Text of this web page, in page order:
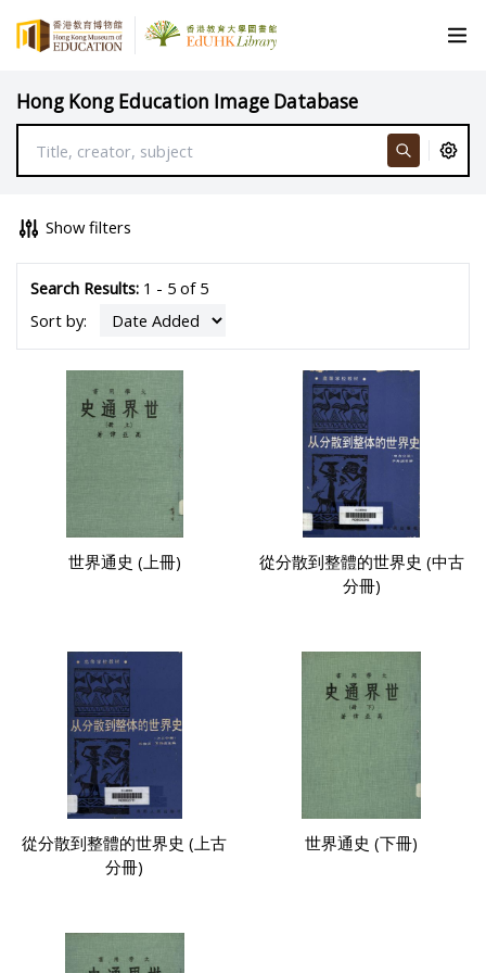
Hong Kong Education Image Database
Show filters
Search Results:1 - 5 of 5
Sort by:
世界通史 (上冊)
從分散到整體的世界史 (中古
分冊)
從分散到整體的世界史 (上古
分冊)
世界通史 (下冊)